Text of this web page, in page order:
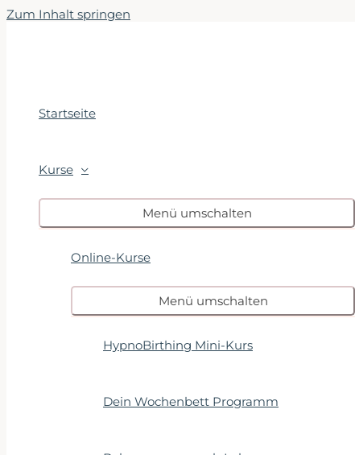
Zum Inhalt springen
Startseite
Kurse
Menü umschalten
Online-Kurse
Menü umschalten
HypnoBirthing Mini-Kurs
Dein Wochenbett Programm